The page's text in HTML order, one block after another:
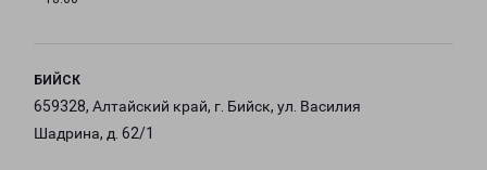
БИЙСК
659328, Алтайский край, г. Бийск, ул. Василия
Шадрина, д. 62/1